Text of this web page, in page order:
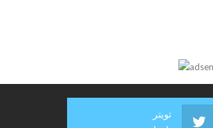
تويتر